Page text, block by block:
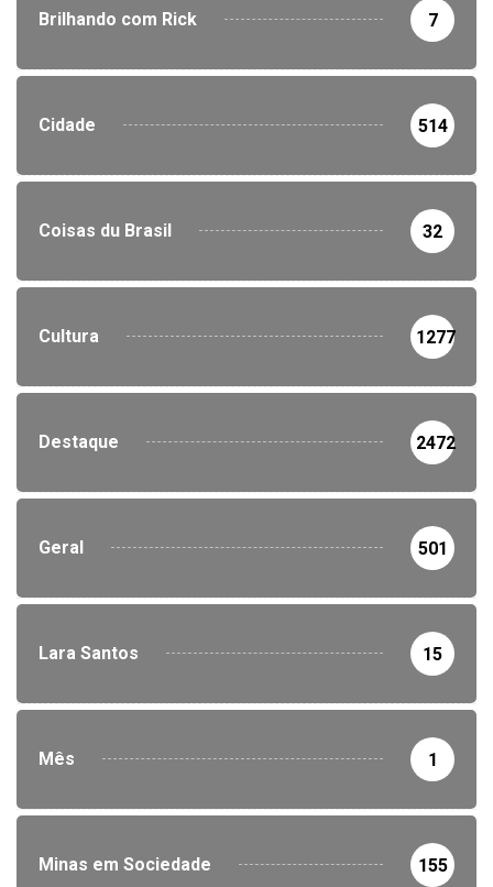
Brilhando com Rick 7
Cidade 514
Coisas du Brasil 32
Cultura 1277
Destaque 2472
Geral 501
Lara Santos 15
Mês 1
Minas em Sociedade 155